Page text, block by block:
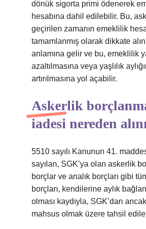
dönük sigorta primi ödenerek
hesabına dahil edilebilir. Bu,
geçirilen zamanın emeklilik
tamamlanmış olarak dikkate
anlamına gelir ve bu, emeklilik
azaltılmasına veya yaşlılık
artırılmasına yol açabilir.
Askerlik
iadesi nereden
5510 sayılı Kanunun 41.
sayılan, SGK’ya olan askerlik
borçlar ve analık borçları gibi
borçları, kendilerine aylık
olması kaydıyla, SGK’dan
mahsus olmak üzere tahsil